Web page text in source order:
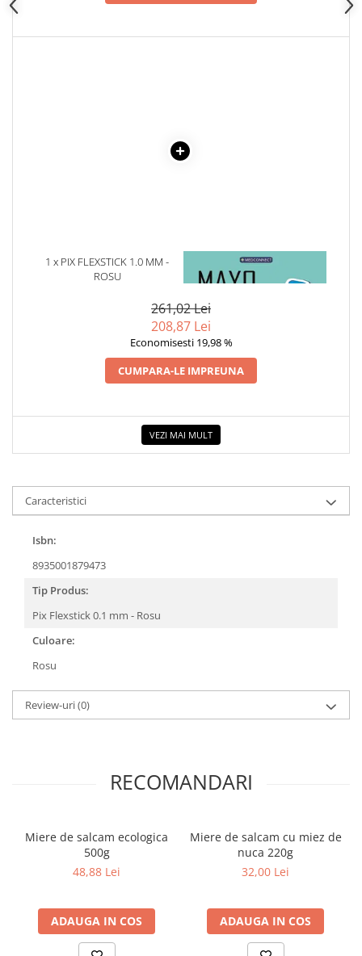
1 x PIX FLEXSTICK 1.0 MM -
ROSU
1 x MAYO CLINIC. CARTEA
ESENTIALA DESPRE DIABETUL
261,02 Lei
208,87 Lei
Economisesti 19,98 %
CUMPARA-LE IMPREUNA
VEZI MAI MULT
Caracteristici
Isbn:
8935001879473
Tip Produs:
Pix Flexstick 0.1 mm - Rosu
Culoare:
Rosu
Review-uri(0)
RECOMANDARI
Miere de salcam ecologica
500g
48,88 Lei
ADAUGA IN COS
Miere de salcam cu miez de
nuca 220g
32,00 Lei
ADAUGA IN COS